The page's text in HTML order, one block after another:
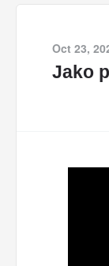
Oct 23,
Jako